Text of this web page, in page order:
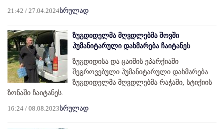
21:42 / 27.04.2024სრულად
ზუგდიდელმა მღვდლებმა შოვში
ჰუმანიტარული დახმარება ჩაიტანეს
ზუგდიდისა და ცაიშის ეპარქიაში
შეგროვებული ჰუმანიტარული დახმარება
ზუგდიდელმა მღვდლებმა რაჭაში, სტიქიის
ზონაში ჩაიტანეს.
16:24 / 08.08.2023სრულად